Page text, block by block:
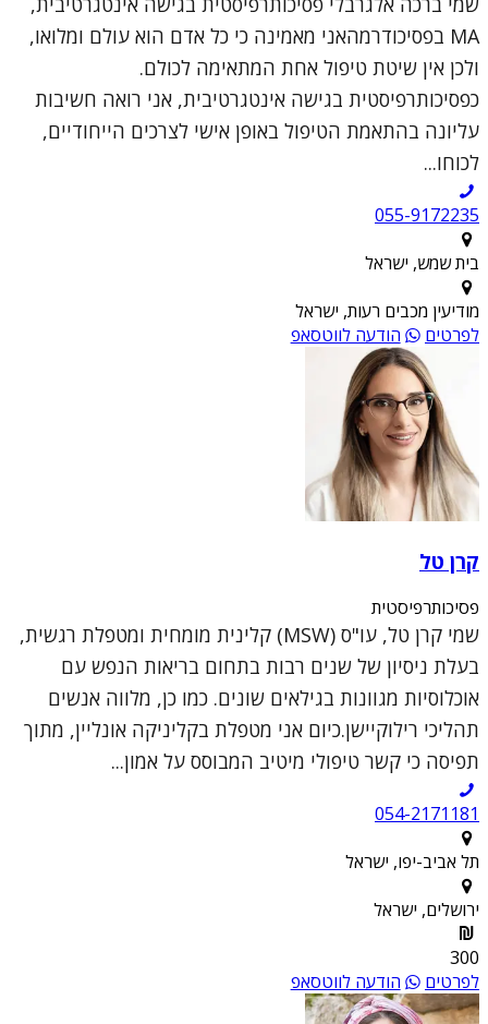
MA בפסיכודרמהאני מאמינה כי כל אדם הוא עולם ומלואו,
ולכן אין שיטת טיפול אחת המתאימה לכולם.
כפסיכותרפיסטית בגישה אינטגרטיבית, אני רואה חשיבות
עליונה בהתאמת הטיפול באופן אישי לצרכים הייחודיים,
לכוחו...
055-9172235
בית שמש, ישראל
מודיעין מכבים רעות, ישראל
לפרטים
הודעה לווטסאפ
קרן טל
פסיכותרפיסטית
שמי קרן טל, עו"ס (MSW) קלינית מומחית ומטפלת רגשית,
בעלת ניסיון של שנים רבות בתחום בריאות הנפש עם
אוכלוסיות מגוונות בגילאים שונים. כמו כן, מלווה אנשים
תהליכי רילוקיישן.כיום אני מטפלת בקליניקה אונליין, מתוך
תפיסה כי קשר טיפולי מיטיב המבוסס על אמון...
054-2171181
תל אביב-יפו, ישראל
ירושלים, ישראל
300
לפרטים
הודעה לווטסאפ